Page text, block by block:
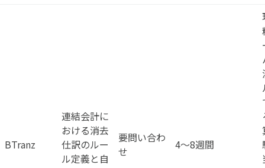
BTranz
連結会計に
おける消去
仕訳のルー
ル定義と自
要問い合わ
せ
4〜8週間